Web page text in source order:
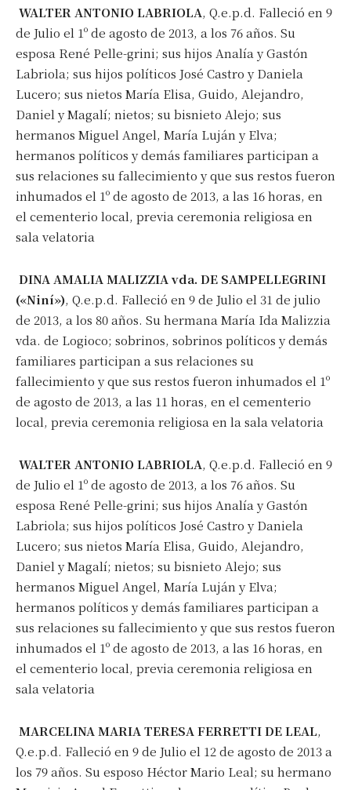
WALTER ANTONIO LABRIOLA, Q.e.p.d. Falleció en 9
de Julio el 1º de agosto de 2013, a los 76 años. Su
esposa René Pelle-grini; sus hijos Analía y Gastón
Labriola; sus hijos políticos José Castro y Daniela
Lucero; sus nietos María Elisa, Guido, Alejandro,
Daniel y Magalí; nietos; su bisnieto Alejo; sus
hermanos Miguel Angel, María Luján y Elva;
hermanos políticos y demás familiares participan a
sus relaciones su fallecimiento y que sus restos fueron
inhumados el 1º de agosto de 2013, a las 16 horas, en
el cementerio local, previa ceremonia religiosa en
sala velatoria
DINA AMALIA MALIZZIA vda. DE SAMPELLEGRINI
(«Niní»), Q.e.p.d. Falleció en 9 de Julio el 31 de julio
de 2013, a los 80 años. Su hermana María Ida Malizzia
vda. de Logioco; sobrinos, sobrinos políticos y demás
familiares participan a sus relaciones su
fallecimiento y que sus restos fueron inhumados el 1º
de agosto de 2013, a las 11 horas, en el cementerio
local, previa ceremonia religiosa en la sala velatoria
WALTER ANTONIO LABRIOLA, Q.e.p.d. Falleció en 9
de Julio el 1º de agosto de 2013, a los 76 años. Su
esposa René Pelle-grini; sus hijos Analía y Gastón
Labriola; sus hijos políticos José Castro y Daniela
Lucero; sus nietos María Elisa, Guido, Alejandro,
Daniel y Magalí; nietos; su bisnieto Alejo; sus
hermanos Miguel Angel, María Luján y Elva;
hermanos políticos y demás familiares participan a
sus relaciones su fallecimiento y que sus restos fueron
inhumados el 1º de agosto de 2013, a las 16 horas, en
el cementerio local, previa ceremonia religiosa en
sala velatoria
MARCELINA MARIA TERESA FERRETTI DE LEAL,
Q.e.p.d. Falleció en 9 de Julio el 12 de agosto de 2013 a
los 79 años. Su esposo Héctor Mario Leal; su hermano